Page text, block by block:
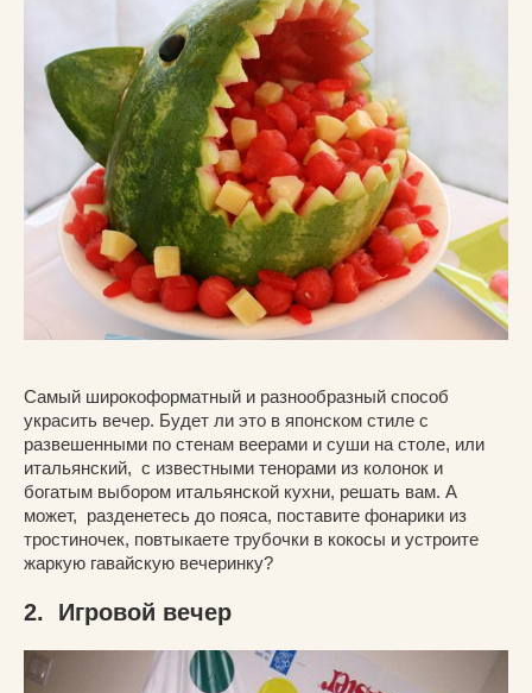
Самый широкоформатный и разнообразный способ
украсить вечер. Будет ли это в японском стиле с
развешенными по стенам веерами и суши на столе, или
итальянский, с известными тенорами из колонок и
богатым выбором итальянской кухни, решать вам. А
может, разденетесь до пояса, поставите фонарики из
тростиночек, повтыкаете трубочки в кокосы и устроите
жаркую гавайскую вечеринку?
2. Игровой вечер